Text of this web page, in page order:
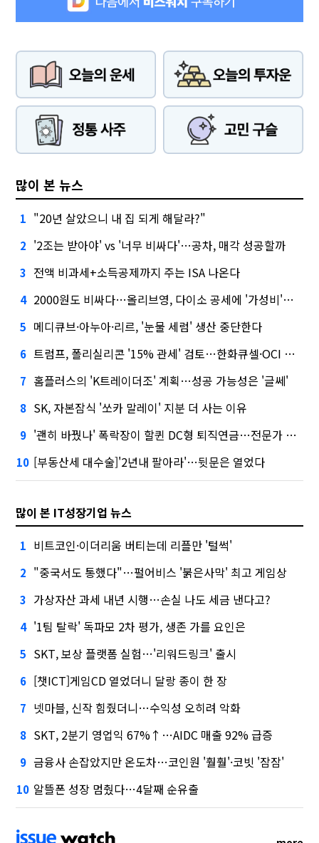
많이 본 뉴스
1 "20년 살았으니 내 집 되게 해달라?"
2 '2조는 받아야' vs '너무 비싸다'…공차, 매각 성공할까
3 전액 비과세+소득공제까지 주는 ISA 나온다
4 2000원도 비싸다…올리브영, 다이소 공세에 '가성비'로 맞불
5 메디큐브·아누아·리르, '눈물 세럼' 생산 중단한다
6 트럼프, 폴리실리콘 '15% 관세' 검토…한화큐셀·OCI 영향은?
7 홈플러스의 'K트레이더조' 계획…성공 가능성은 '글쎄'
8 SK, 자본잠식 '쏘카 말레이' 지분 더 사는 이유
9 '괜히 바꿨나' 폭락장이 할퀸 DC형 퇴직연금…전문가 조언은
10 [부동산세 대수술]'2년내 팔아라'…뒷문은 열었다
많이 본 IT성장기업 뉴스
1 비트코인·이더리움 버티는데 리플만 '털썩'
2 "중국서도 통했다"…펄어비스 '붉은사막' 최고 게임상
3 가상자산 과세 내년 시행…손실 나도 세금 낸다고?
4 '1팀 탈락' 독파모 2차 평가, 생존 가를 요인은
5 SKT, 보상 플랫폼 실험…'리워드링크' 출시
6 [챗ICT]게임CD 열었더니 달랑 종이 한 장
7 넷마블, 신작 힘줬더니…수익성 오히려 악화
8 SKT, 2분기 영업익 67%↑…AIDC 매출 92% 급증
9 금융사 손잡았지만 온도차…코인원 '훨훨'·코빗 '잠잠'
10 알뜰폰 성장 멈췄다…4달째 순유출